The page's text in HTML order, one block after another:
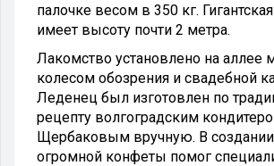
палочке весом в 350 кг.
имеет высоту почти 2 метра.
Лакомство установлено на аллее
колесом обозрения и свадебной
Леденец был изготовлен по
рецепту волгоградским
Щербаковым вручную. В
огромной конфеты помог